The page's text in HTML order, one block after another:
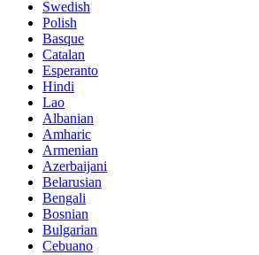
Swedish
Polish
Basque
Catalan
Esperanto
Hindi
Lao
Albanian
Amharic
Armenian
Azerbaijani
Belarusian
Bengali
Bosnian
Bulgarian
Cebuano